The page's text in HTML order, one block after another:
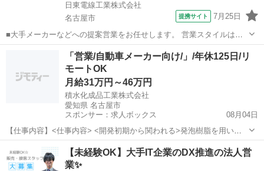
日東電線工業株式会社
名古屋市
提携サイト 7月25日
■大手メーカーなどへの提案営業をお任せします。 営業スタイルは信
頼重視。 既存顧客がメインで商談から納期調整まで一貫して携わり、
お客様の「一番の相談役」を目指していきましょう。 ■手厚いフォロ
ー 最初は上司や先輩が同行...
名古屋市 代理店営業
「営業/自動車メーカー向け/」/年休125日/リ
モートOK
月給31万円～46万円
積水化成品工業株式会社
愛知県 名古屋市
スポンサー：求人ボックス
08月04日
【仕事内容】<仕事内容> <開発初期から関われる>発泡樹脂を用いた
自動車部品の営業として、完成車メーカーや部品サプライヤーへ提案
を行います ・完成車メーカーおよび自動車部品サプライヤーへの提案
活動 ・ニーズヒアリングおよび仕様検討...
【未経験OK】大手IT企業のDX推進の法人営
業✨